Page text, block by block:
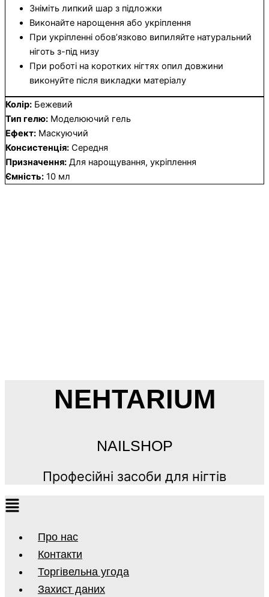
Зніміть липкий шар з підложки
Виконайте нарощення або укріплення
При укріпленні обов’язково випиляйте натуральний
ніготь з-під низу
При роботі на коротких нігтях опил довжини
виконуйте після викладки матеріалу
Колір: Бежевий
Тип гелю: Моделюючий гель
Ефект: Маскуючий
Консистенція: Середня
Призначення: Для нарощування, укріплення
Ємність: 10 мл
NEHTARIUM
NAILSHOP
Професійні засоби для нігтів
Про нас
Контакти
Торгівельна угода
Захист даних